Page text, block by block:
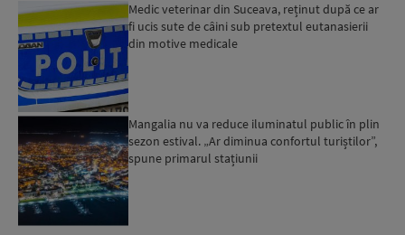
Medic veterinar din Suceava, reținut după ce ar
fi ucis sute de câini sub pretextul eutanasierii
din motive medicale
Mangalia nu va reduce iluminatul public în plin
sezon estival. „Ar diminua confortul turiștilor”,
spune primarul stațiunii